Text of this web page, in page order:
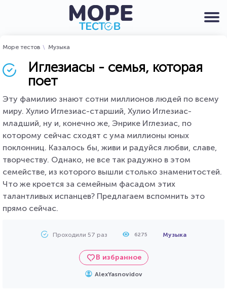
Море тестов Музыка
Иглезиасы - семья, которая
поет
Эту фамилию знают сотни миллионов людей по всему
миру. Хулио Иглезиас-старший, Хулио Иглезиас-
младший, ну и, конечно же, Энрике Иглезиас, по
которому сейчас сходят с ума миллионы юных
поклонниц. Казалось бы, живи и радуйся любви, славе,
творчеству. Однако, не все так радужно в этом
семействе, из которого вышли столько знаменитостей.
Что же кроется за семейным фасадом этих
талантливых испанцев? Предлагаем вспомнить это
прямо сейчас.
Проходили 57 раз 6275 Музыка
В избранное
AlexYasnovidov